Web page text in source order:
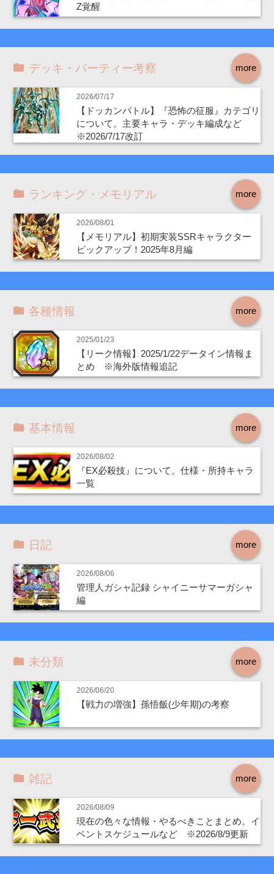
Z覚醒
more
デッキ・パーティー考察
2026/07/17
【ドッカンバトル】『恐怖の征服』カテゴリ
について。主要キャラ・デッキ編成など
※2026/7/17改訂
more
ランキング・メモリアル
2026/08/01
【メモリアル】初期実装SSRキャラクター
ピックアップ！2025年8月編
more
各種情報
2025/01/23
【リーク情報】2025/1/22データイン情報ま
とめ ※海外版情報追記
more
基本情報
2026/08/02
『EX必殺技』について。仕様・所持キャラ
一覧
more
日記
2026/08/06
管理人ガシャ記録 シャイニーサマーガシャ
編
more
未分類
2026/06/20
【戦力の増強】孫悟飯(少年期)の考察
more
雑記
2026/08/09
現在の色々な情報・やるべきことまとめ。イ
ベントスケジュールなど ※2026/8/9更新